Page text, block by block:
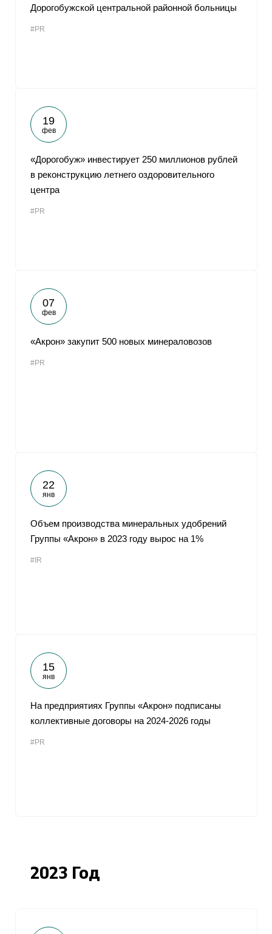
Дорогобужской центральной районной больницы
#PR
19
фев
«Дорогобуж» инвестирует 250 миллионов рублей
в реконструкцию летнего оздоровительного
центра
#PR
07
фев
«Акрон» закупит 500 новых минераловозов
#PR
22
янв
Объем производства минеральных удобрений
Группы «Акрон» в 2023 году вырос на 1%
#IR
15
янв
На предприятиях Группы «Акрон» подписаны
коллективные договоры на 2024-2026 годы
#PR
2023 Год